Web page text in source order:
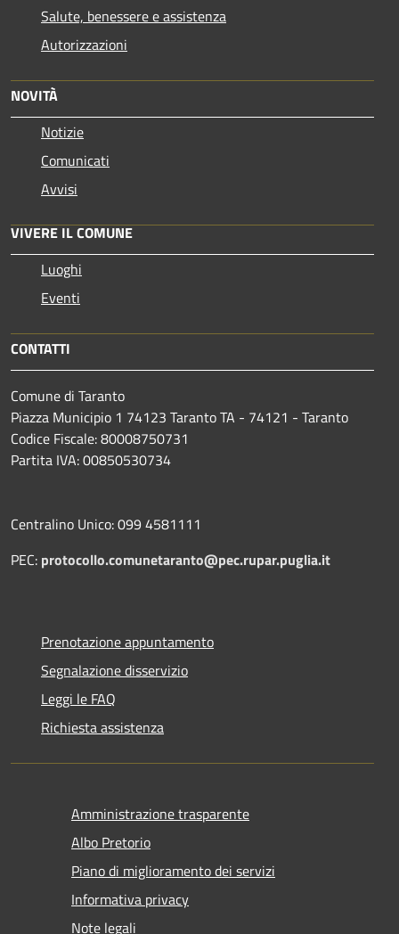
Salute, benessere e assistenza
Autorizzazioni
NOVITÀ
Notizie
Comunicati
Avvisi
VIVERE IL COMUNE
Luoghi
Eventi
CONTATTI
Comune di Taranto
Piazza Municipio 1 74123 Taranto TA - 74121 - Taranto
Codice Fiscale: 80008750731
Partita IVA: 00850530734
Centralino Unico: 099 4581111
PEC: protocollo.comunetaranto@pec.rupar.puglia.it
Prenotazione appuntamento
Segnalazione disservizio
Leggi le FAQ
Richiesta assistenza
Amministrazione trasparente
Albo Pretorio
Piano di miglioramento dei servizi
Informativa privacy
Note legali